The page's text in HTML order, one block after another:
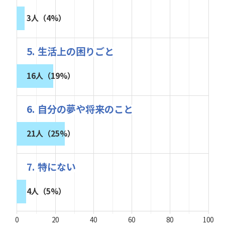
3人（4%）
5. 生活上の困りごと
16人（19%）
6. 自分の夢や将来のこと
21人（25%）
7. 特にない
4人（5%）
0 20 40 60 80 100